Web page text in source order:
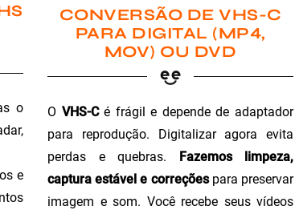
o
e
CONVERSÃO DE VHS-C
PARA DIGITAL (MP4,
MOV) OU DVD
O VHS-Cé frágil e depende de adaptador
para reprodução. Digitalizar agora evita
perdas e quebras. Fazemos limpeza,
captura estável e correçõespara preservar
imagem e som. Você recebe seus vídeos